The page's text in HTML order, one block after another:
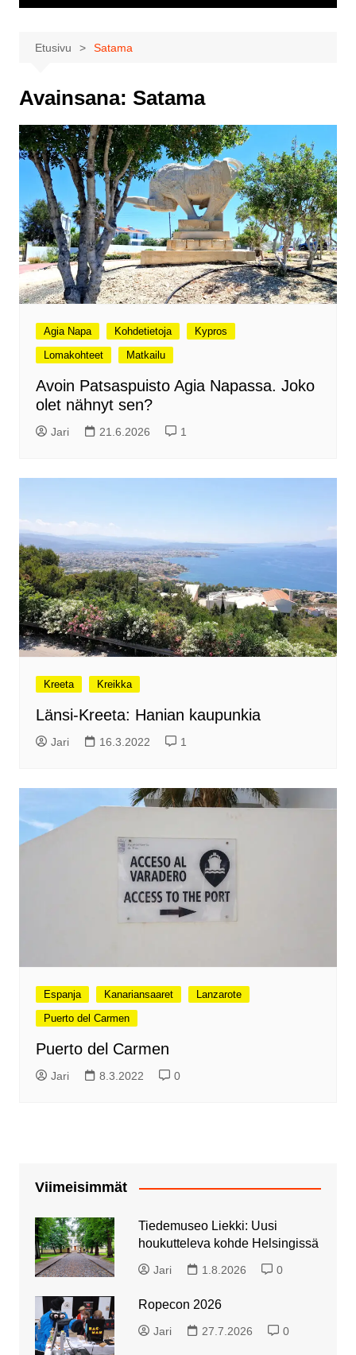
Etusivu Satama
Avainsana: Satama
Agia Napa Kohdetietoja
Kypros
Lomakohteet
Matkailu
Avoin Patsaspuisto Agia Napassa. Joko
olet nähnyt sen?
Jari 21.6.2026 1
Kreeta Kreikka
Länsi-Kreeta: Hanian kaupunkia
Jari 16.3.2022 1
Espanja Kanariansaaret
Lanzarote
Puerto del Carmen
Puerto del Carmen
Jari 8.3.2022 0
Viimeisimmät
Tiedemuseo Liekki: Uusi
houkutteleva kohde Helsingissä
Jari 1.8.2026 0
Ropecon 2026
Jari 27.7.2026 0